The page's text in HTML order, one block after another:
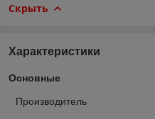
Скрыть
Характеристики
Основные
Производитель